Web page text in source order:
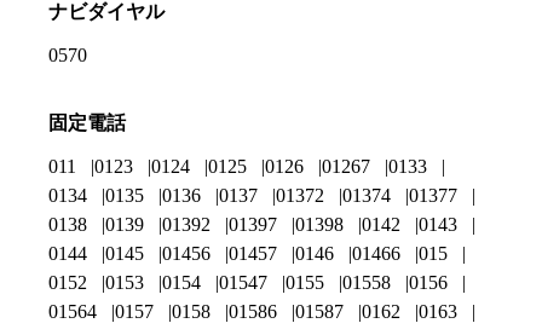
ナビダイヤル
0570
固定電話
011 0123 0124 0125 0126 01267
0133
0134
0135 0136 0137 01372 01374
01377
0138
0139 01392 01397 01398 0142
0143
0144
0145 01456 01457 0146 01466
015
0152
0153 0154 01547 0155 01558
0156
01564
0157 0158 01586 01587 0162
0163